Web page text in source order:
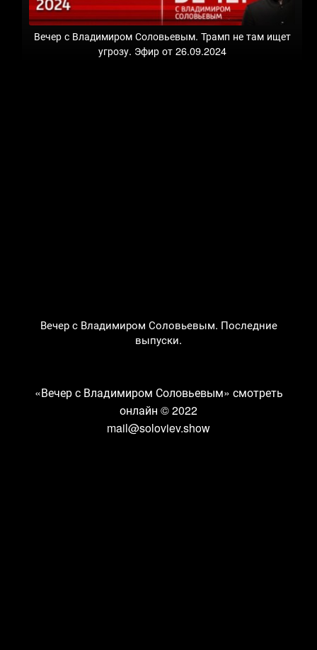
Вечер с Владимиром Соловьевым. Трамп не там ищет
угрозу. Эфир от 26.09.2024
Вечер с Владимиром Соловьевым. Последние
выпуски.
«Вечер с Владимиром Соловьевым» смотреть
онлайн © 2022
mail@soloviev.show